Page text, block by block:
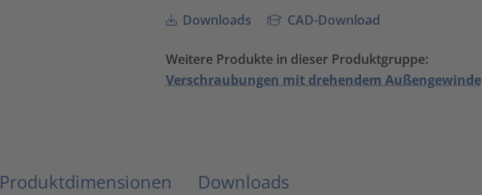
Downloads CAD-Download
Weitere Produkte in dieser Produktgruppe:
Verschraubungen mit drehendem Außengewinde
Produktdimensionen Downloads